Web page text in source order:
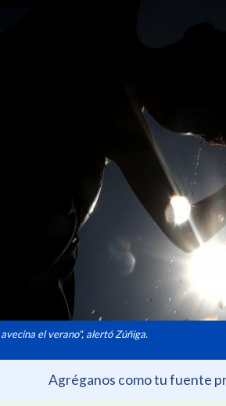
el verano", alertó Zúñiga.
Agréganos como tu fuente